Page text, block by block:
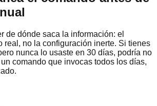
de dónde saca la información: el
real, no la configuración inerte. Si tienes
nunca lo usaste en 30 días, podría no
comando que invocas todos los días,